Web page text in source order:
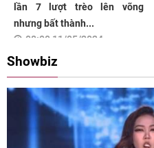
lần 7 lượt trèo lên võng
nhưng bất thành...
08:00 11/05/2024
Showbiz